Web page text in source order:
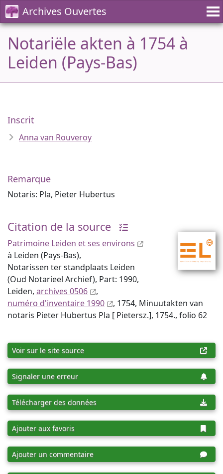
Archives Ouvertes
Notariële akten à 1754 à
Leiden (Pays-Bas)
Inscrit
Anna van Rouveroy
Remarque
Notaris: Pla, Pieter Hubertus
Citation de la source
Patrimoine Leiden et ses environs
à Leiden (Pays-Bas),
Notarissen ter standplaats Leiden
(Oud Notarieel Archief), Part: 1990,
Leiden, archives 0506
,
numéro d'inventaire 1990
, 1754, Minuutakten van
notaris Pieter Hubertus Pla [ Pietersz.], 1754., folio 62
Voir sur le site source
Signaler une erreur
Télécharger des données
Ajouter aux favoris
Ajouter un commentaire